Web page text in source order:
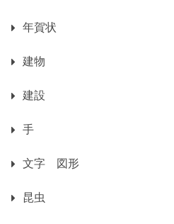
年賀状
建物
建設
手
文字 図形
昆虫